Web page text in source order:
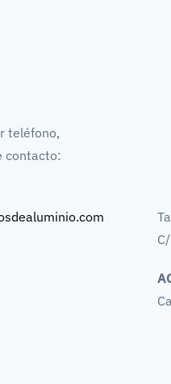
teléfono,
contacto: